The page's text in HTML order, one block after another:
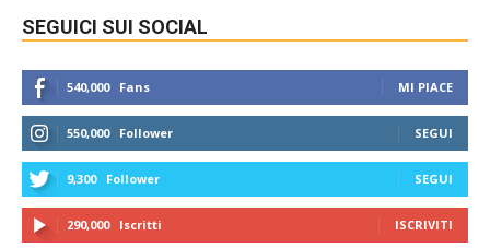
SEGUICI SUI SOCIAL
540,000 Fans MI PIACE
550,000 Follower SEGUI
9,300 Follower SEGUI
290,000 Iscritti ISCRIVITI